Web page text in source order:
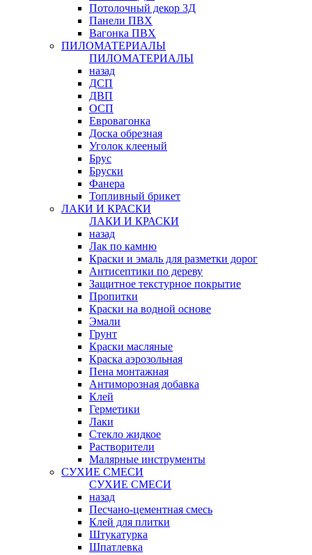
Потолочный декор 3Д
Панели ПВХ
Вагонка ПВХ
ПИЛОМАТЕРИАЛЫ
ПИЛОМАТЕРИАЛЫ
назад
ДСП
ДВП
ОСП
Евровагонка
Доска обрезная
Уголок клееный
Брус
Бруски
Фанера
Топливный брикет
ЛАКИ И КРАСКИ
ЛАКИ И КРАСКИ
назад
Лак по камню
Краски и эмаль для разметки дорог
Антисептики по дереву
Защитное текстурное покрытие
Пропитки
Краски на водной основе
Эмали
Грунт
Краски масляные
Краска аэрозольная
Пена монтажная
Антиморозная добавка
Клей
Герметики
Лаки
Стекло жидкое
Растворители
Малярные инструменты
СУХИЕ СМЕСИ
СУХИЕ СМЕСИ
назад
Песчано-цементная смесь
Клей для плитки
Штукатурка
Шпатлевка